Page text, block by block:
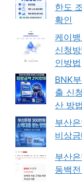
한도
확인
케이
신청
인방법
BNK
출 신
산 방법
부산
비상
부산
동백